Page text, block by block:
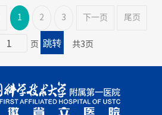
1 2 3 下一页 尾页
页 共3页